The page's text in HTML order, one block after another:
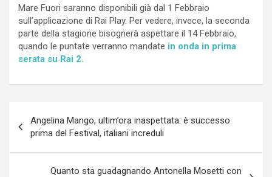
Mare Fuori saranno disponibili già dal 1 Febbraio
sull’applicazione di Rai Play. Per vedere, invece, la seconda
parte della stagione bisognerà aspettare il 14 Febbraio,
quando le puntate verranno mandate in onda in prima
serata su Rai 2.
articoli
Angelina Mango, ultim’ora inaspettata: è successo
prima del Festival, italiani increduli
Quanto sta guadagnando Antonella Mosetti con